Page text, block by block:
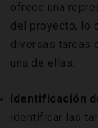
ofrece una
del proyecto, lo
diversas tareas
una de ellas.
Identificación
identificar las